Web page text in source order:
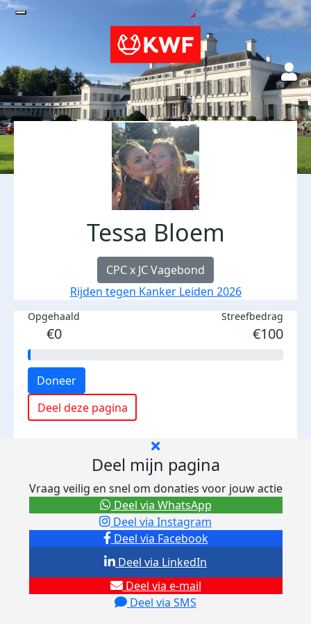
Tessa Bloem
CPC x JC Vagebond
Rijden tegen Kanker Leiden 2026
Opgehaald
€0
Streefbedrag
€100
Doneer
Deel deze pagina
Deel mijn pagina
Vraag veilig en snel om donaties voor jouw actie
Deel via Facebook
Deel via Instagram
Deel via e-mail
Deel via SMS
Deel via LinkedIn
Deel via WhatsApp